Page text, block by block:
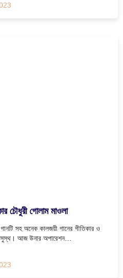
চৌধুরী গোলাম মাওলা
সহ অনেক কালজয়ী গানের গীতিকার ও
আজ উনার অপারেশন…